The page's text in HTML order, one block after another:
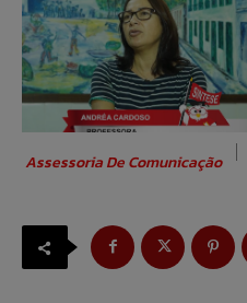
Assessoria De Comunicação